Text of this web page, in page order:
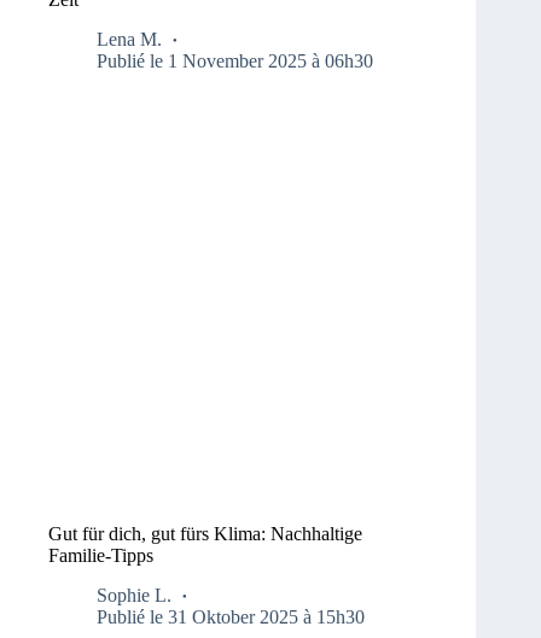
Lena M.
Publié le 1 November 2025 à 06h30
Gut für dich, gut fürs Klima: Nachhaltige
Familie-Tipps
Sophie L.
Publié le 31 Oktober 2025 à 15h30